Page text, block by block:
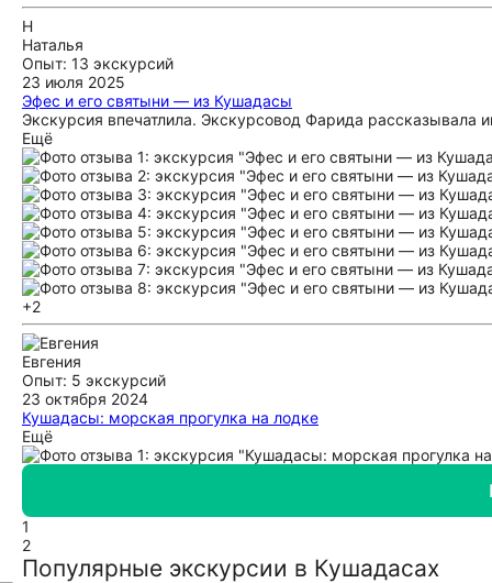
Н
Наталья
Опыт: 13 экскурсий
23 июля 2025
Эфес и его святыни — из Кушадасы
Экскурсия впечатлила. Экскурсовод Фарида рассказывала
Ещё
+2
Евгения
Опыт: 5 экскурсий
23 октября 2024
Кушадасы: морская прогулка на лодке
В целом для морской прогулки всё было отлично, тем более
лучшем виде) Сама прогулка не может оставить
наслаждались водой. В саму поездку я бы включила какой
Ещё
1
2
Популярные экскурсии в Кушадасах